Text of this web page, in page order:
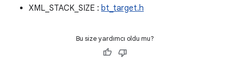
XML_STACK_SIZE : bt_target.h
Bu size yardımcı oldu mu?